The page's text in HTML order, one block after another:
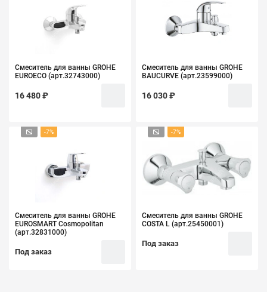
Смеситель для ванны GROHE
EUROECО (арт.32743000)
16 480 ₽
Смеситель для ванны GROHE
BAUCURVE (арт.23599000)
16 030 ₽
-7%
Смеситель для ванны GROHE
EUROSMART Cosmopolitan
(арт.32831000)
Под заказ
-7%
Смеситель для ванны GROHE
COSTA L (арт.25450001)
Под заказ